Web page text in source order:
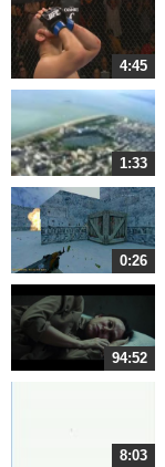
4:45
1:33
0:26
94:52
8:03